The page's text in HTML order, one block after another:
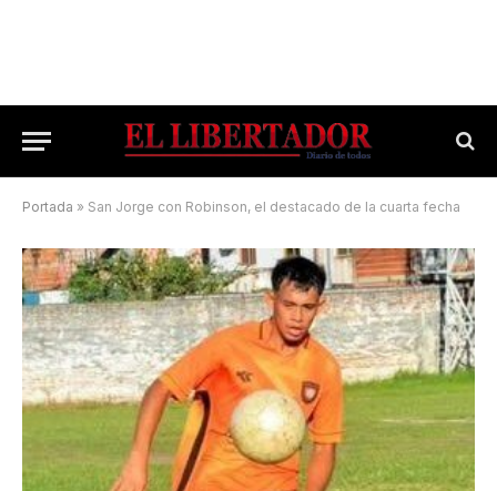
Portada » San Jorge con Robinson, el destacado de la cuarta fecha